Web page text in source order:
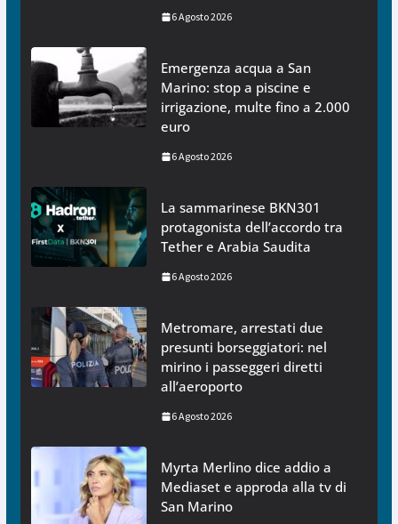
6 Agosto 2026
Emergenza acqua a San
Marino: stop a piscine e
irrigazione, multe fino a 2.000
euro
6 Agosto 2026
La sammarinese BKN301
protagonista dell’accordo tra
Tether e Arabia Saudita
6 Agosto 2026
Metromare, arrestati due
presunti borseggiatori: nel
mirino i passeggeri diretti
all’aeroporto
6 Agosto 2026
Myrta Merlino dice addio a
Mediaset e approda alla tv di
San Marino